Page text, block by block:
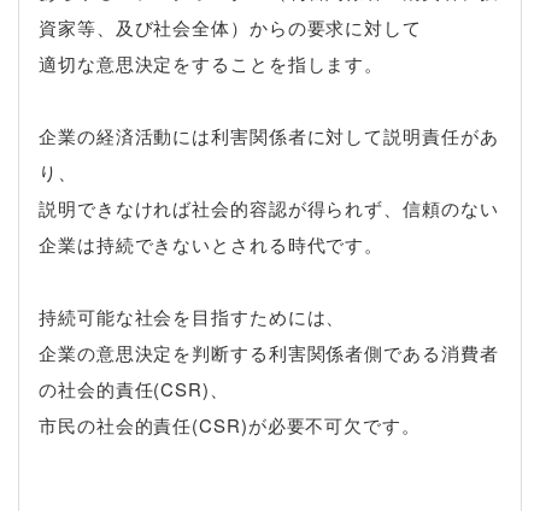
資家等、及び社会全体）からの要求に対して
適切な意思決定をすることを指します。
企業の経済活動には利害関係者に対して説明責任があ
り、
説明できなければ社会的容認が得られず、信頼のない
企業は持続できないとされる時代です。
持続可能な社会を目指すためには、
企業の意思決定を判断する利害関係者側である消費者
の社会的責任(CSR)、
市民の社会的責任(CSR)が必要不可欠です。